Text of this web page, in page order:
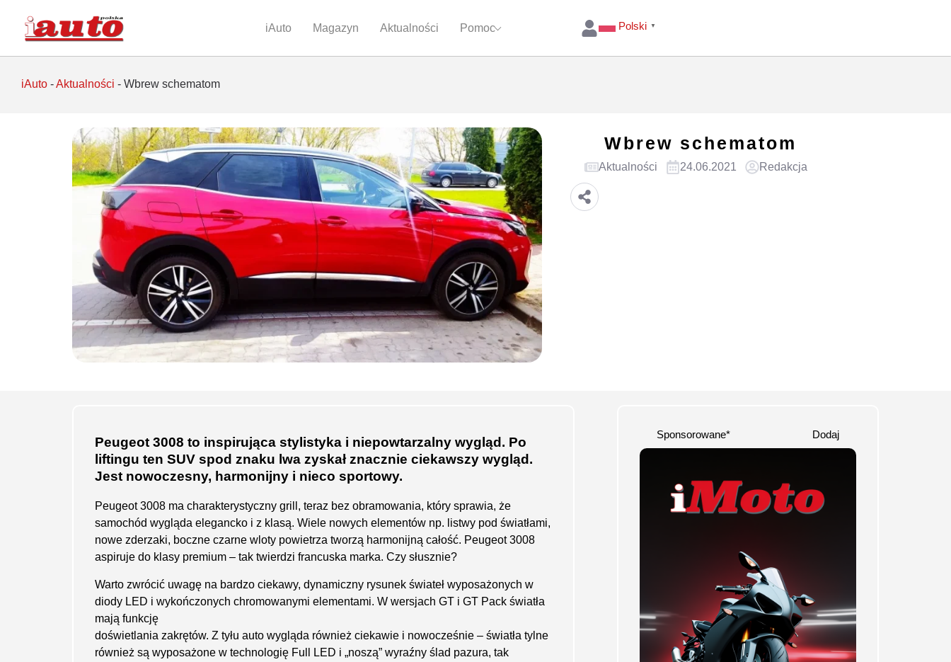
iAuto Magazyn Aktualności Pomoc Polski ▼
iAuto -Aktualności - Wbrew schematom
Wbrew schematom
Aktualności 24.06.2021 Redakcja
Peugeot 3008 to inspirująca stylistyka i niepowtarzalny wygląd. Po
liftingu ten SUV spod znaku lwa zyskał znacznie ciekawszy wygląd.
Jest nowoczesny, harmonijny i nieco sportowy.
Peugeot 3008 ma charakterystyczny grill, teraz bez obramowania, który sprawia, że
samochód wygląda elegancko i z klasą. Wiele nowych elementów np. listwy pod światłami,
nowe zderzaki, boczne czarne wloty powietrza tworzą harmonijną całość. Peugeot 3008
aspiruje do klasy premium – tak twierdzi francuska marka. Czy słusznie?
Warto zwrócić uwagę na bardzo ciekawy, dynamiczny rysunek świateł wyposażonych w
diody LED i wykończonych chromowanymi elementami. W wersjach GT i GT Pack światła
mają funkcję
doświetlania zakrętów. Z tyłu auto wygląda również ciekawie i nowocześnie – światła tylne
również są wyposażone w technologię Full LED i „noszą” wyraźny ślad pazura, tak
Sponsorowane* Dodaj